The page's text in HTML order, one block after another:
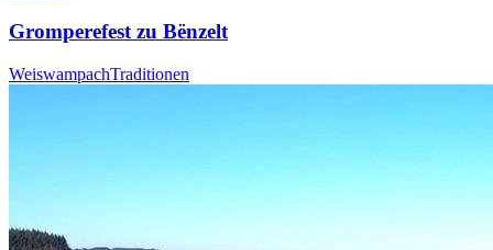
Gromperefest zu Bënzelt
WeiswampachTraditionen